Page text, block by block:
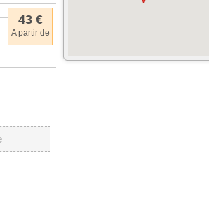
43 €
A partir de